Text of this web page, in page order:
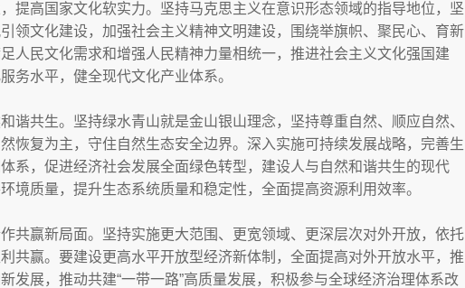
提高国家文化软实力。坚持马克思主义在意识形态领域的指导地位，坚
领文化建设，加强社会主义精神文明建设，围绕举旗帜、聚民心、育新
人民文化需求和增强人民精神力量相统一，推进社会主义文化强国建
务水平，健全现代文化产业体系。
谐共生。坚持绿水青山就是金山银山理念，坚持尊重自然、顺应自然、
恢复为主，守住自然生态安全边界。深入实施可持续发展战略，完善生
系，促进经济社会发展全面绿色转型，建设人与自然和谐共生的现代
境质量，提升生态系统质量和稳定性，全面提高资源利用效率。
共赢新局面。坚持实施更大范围、更宽领域、更深层次对外开放，依托
共赢。要建设更高水平开放型经济新体制，全面提高对外开放水平，推
发展，推动共建“一带一路”高质量发展，积极参与全球经济治理体系改